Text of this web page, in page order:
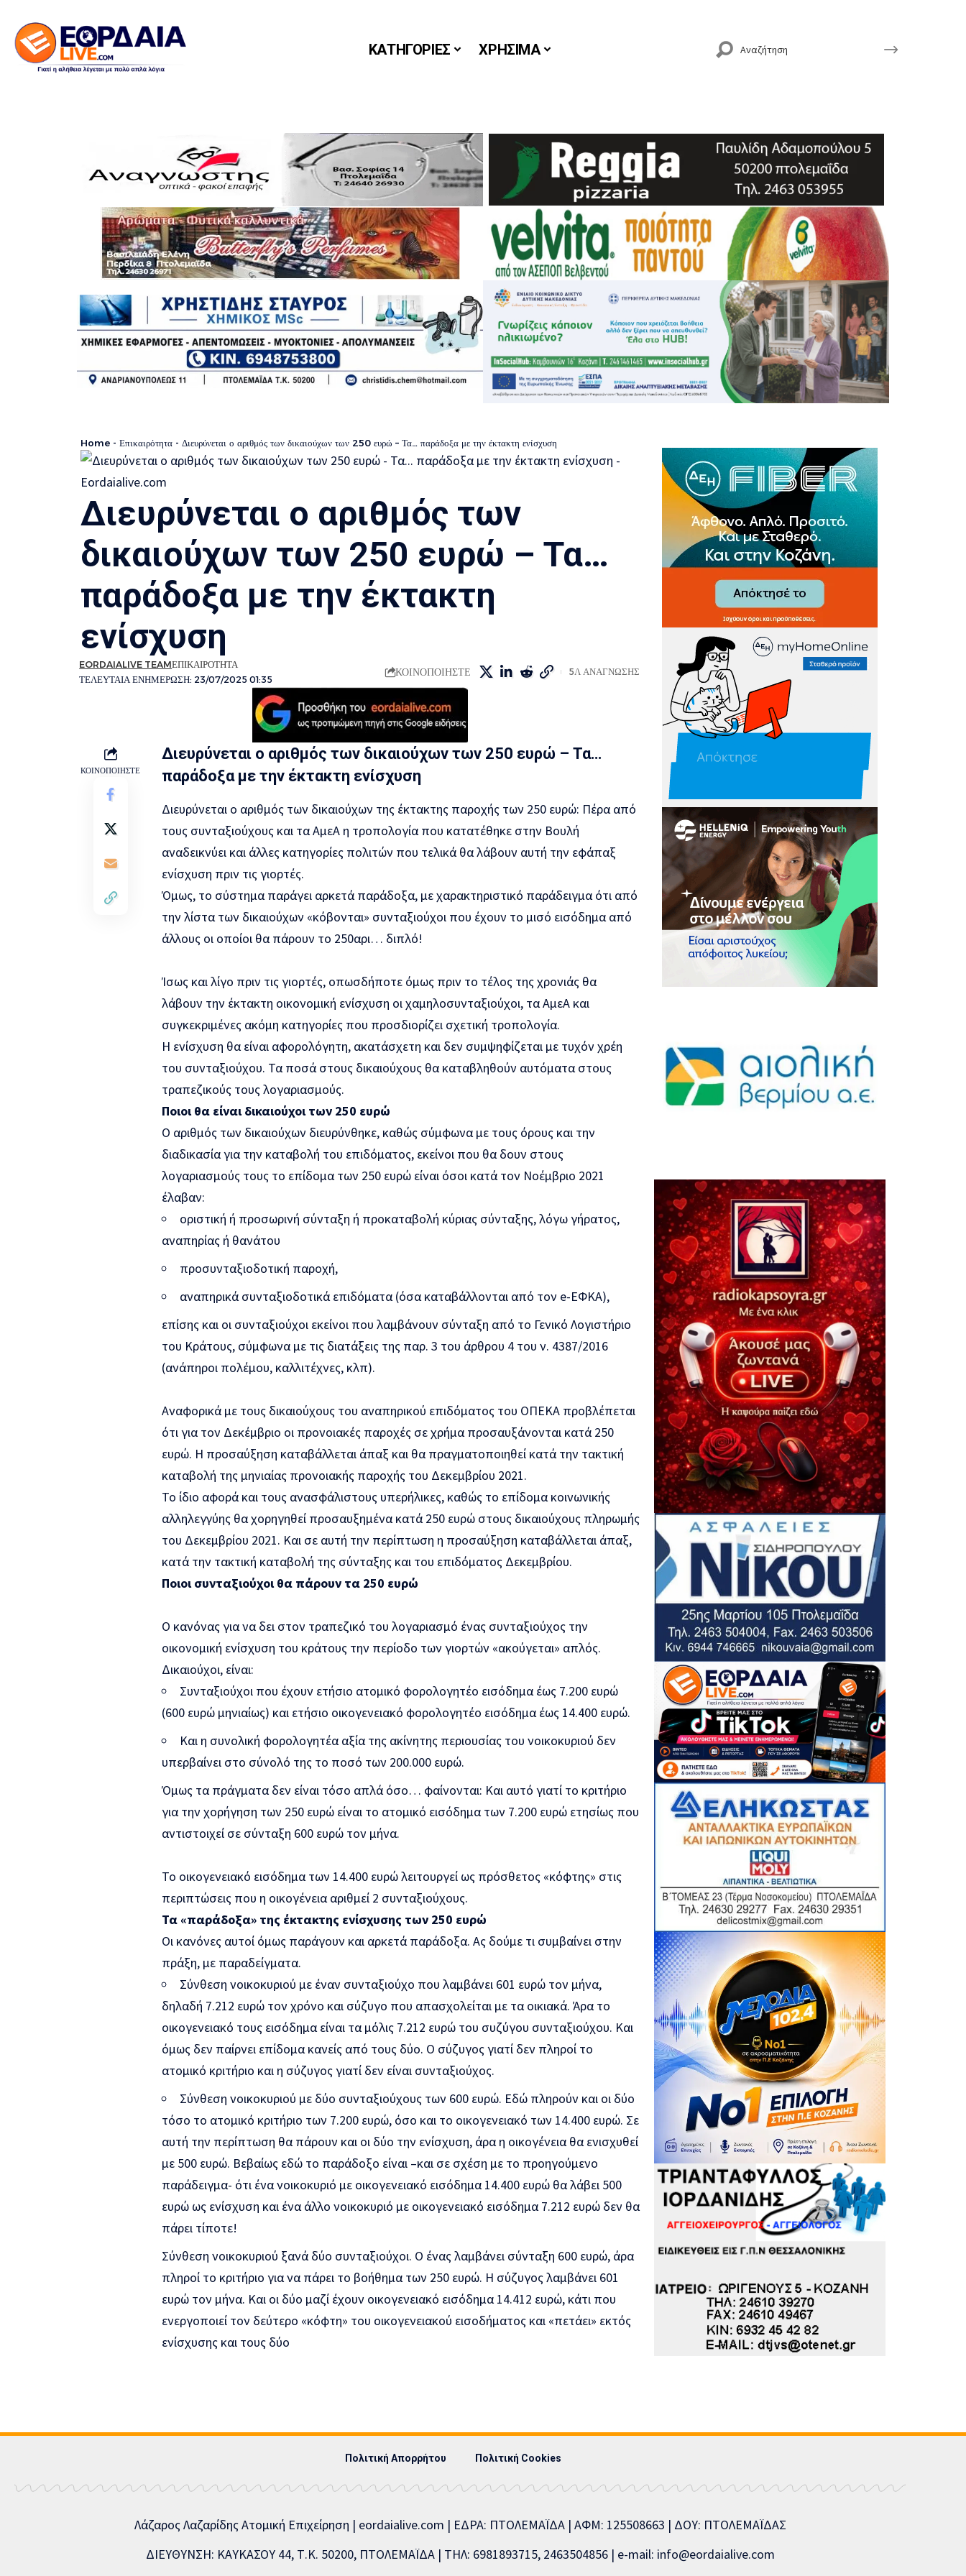
ΚΑΤΗΓΟΡΙΕΣ ΧΡΗΣΙΜΑ
Home - Επικαιρότητα - Διευρύνεται ο αριθμός των δικαιούχων των 250 ευρώ – Τα… παράδοξα με την έκτακτη ενίσχυση
Διευρύνεται ο αριθμός των
δικαιούχων των 250 ευρώ – Τα…
παράδοξα με την έκτακτη
ενίσχυση
ΤΕΛΕΥΤΑΙΑ ΕΝΗΜΕΡΩΣΗ: 23/07/2025 01:35
EORDAIALIVE TEAMΕΠΙΚΑΙΡΟΤΗΤΑ
ΚΟΙΝΟΠΟΙΗΣΤΕ 5Λ ΑΝΑΓΝΩΣΗΣ
ΚΟΙΝΟΠΟΙΗΣΤΕ
Διευρύνεται ο αριθμός των δικαιούχων των 250 ευρώ – Τα…
παράδοξα με την έκτακτη ενίσχυση
Διευρύνεται ο αριθμός των δικαιούχων της έκτακτης παροχής των 250 ευρώ: Πέρα από
τους συνταξιούχους και τα ΑμεΑ η τροπολογία που κατατέθηκε στην Βουλή
αναδεικνύει και άλλες κατηγορίες πολιτών που τελικά θα λάβουν αυτή την εφάπαξ
ενίσχυση πριν τις γιορτές.
Όμως, το σύστημα παράγει αρκετά παράδοξα, με χαρακτηριστικό παράδειγμα ότι από
την λίστα των δικαιούχων «κόβονται» συνταξιούχοι που έχουν το μισό εισόδημα από
άλλους οι οποίοι θα πάρουν το 250αρι… διπλό!
Ίσως και λίγο πριν τις γιορτές, οπωσδήποτε όμως πριν το τέλος της χρονιάς θα
λάβουν την έκτακτη οικονομική ενίσχυση οι χαμηλοσυνταξιούχοι, τα ΑμεΑ και
συγκεκριμένες ακόμη κατηγορίες που προσδιορίζει σχετική τροπολογία.
Η ενίσχυση θα είναι αφορολόγητη, ακατάσχετη και δεν συμψηφίζεται με τυχόν χρέη
του συνταξιούχου. Τα ποσά στους δικαιούχους θα καταβληθούν αυτόματα στους
τραπεζικούς τους λογαριασμούς.
Ποιοι θα είναι δικαιούχοι των 250 ευρώ
Ο αριθμός των δικαιούχων διευρύνθηκε, καθώς σύμφωνα με τους όρους και την
διαδικασία για την καταβολή του επιδόματος, εκείνοι που θα δουν στους
λογαριασμούς τους το επίδομα των 250 ευρώ είναι όσοι κατά τον Νοέμβριο 2021
έλαβαν:
οριστική ή προσωρινή σύνταξη ή προκαταβολή κύριας σύνταξης, λόγω γήρατος,
αναπηρίας ή θανάτου
προσυνταξιοδοτική παροχή,
αναπηρικά συνταξιοδοτικά επιδόματα (όσα καταβάλλονται από τον e-ΕΦΚΑ),
επίσης και οι συνταξιούχοι εκείνοι που λαμβάνουν σύνταξη από το Γενικό Λογιστήριο
του Κράτους, σύμφωνα με τις διατάξεις της παρ. 3 του άρθρου 4 του ν. 4387/2016
(ανάπηροι πολέμου, καλλιτέχνες, κλπ).
Αναφορικά με τους δικαιούχους του αναπηρικού επιδόματος του ΟΠΕΚΑ προβλέπεται
ότι για τον Δεκέμβριο οι προνοιακές παροχές σε χρήμα προσαυξάνονται κατά 250
ευρώ. Η προσαύξηση καταβάλλεται άπαξ και θα πραγματοποιηθεί κατά την τακτική
καταβολή της μηνιαίας προνοιακής παροχής του Δεκεμβρίου 2021.
Το ίδιο αφορά και τους ανασφάλιστους υπερήλικες, καθώς το επίδομα κοινωνικής
αλληλεγγύης θα χορηγηθεί προσαυξημένα κατά 250 ευρώ στους δικαιούχους πληρωμής
του Δεκεμβρίου 2021. Και σε αυτή την περίπτωση η προσαύξηση καταβάλλεται άπαξ,
κατά την τακτική καταβολή της σύνταξης και του επιδόματος Δεκεμβρίου.
Ποιοι συνταξιούχοι θα πάρουν τα 250 ευρώ
Ο κανόνας για να δει στον τραπεζικό του λογαριασμό ένας συνταξιούχος την
οικονομική ενίσχυση του κράτους την περίοδο των γιορτών «ακούγεται» απλός.
Δικαιούχοι, είναι:
Συνταξιούχοι που έχουν ετήσιο ατομικό φορολογητέο εισόδημα έως 7.200 ευρώ
(600 ευρώ μηνιαίως) και ετήσιο οικογενειακό φορολογητέο εισόδημα έως 14.400 ευρώ.
Και η συνολική φορολογητέα αξία της ακίνητης περιουσίας του νοικοκυριού δεν
υπερβαίνει στο σύνολό της το ποσό των 200.000 ευρώ.
Όμως τα πράγματα δεν είναι τόσο απλά όσο… φαίνονται: Και αυτό γιατί το κριτήριο
για την χορήγηση των 250 ευρώ είναι το ατομικό εισόδημα των 7.200 ευρώ ετησίως που
αντιστοιχεί σε σύνταξη 600 ευρώ τον μήνα.
Το οικογενειακό εισόδημα των 14.400 ευρώ λειτουργεί ως πρόσθετος «κόφτης» στις
περιπτώσεις που η οικογένεια αριθμεί 2 συνταξιούχους.
Τα «παράδοξα» της έκτακτης ενίσχυσης των 250 ευρώ
Οι κανόνες αυτοί όμως παράγουν και αρκετά παράδοξα. Ας δούμε τι συμβαίνει στην
πράξη, με παραδείγματα.
Σύνθεση νοικοκυριού με έναν συνταξιούχο που λαμβάνει 601 ευρώ τον μήνα,
δηλαδή 7.212 ευρώ τον χρόνο και σύζυγο που απασχολείται με τα οικιακά. Άρα το
οικογενειακό τους εισόδημα είναι τα μόλις 7.212 ευρώ του συζύγου συνταξιούχου. Και
όμως δεν παίρνει επίδομα κανείς από τους δύο. Ο σύζυγος γιατί δεν πληροί το
ατομικό κριτήριο και η σύζυγος γιατί δεν είναι συνταξιούχος.
Σύνθεση νοικοκυριού με δύο συνταξιούχους των 600 ευρώ. Εδώ πληρούν και οι δύο
τόσο το ατομικό κριτήριο των 7.200 ευρώ, όσο και το οικογενειακό των 14.400 ευρώ. Σε
αυτή την περίπτωση θα πάρουν και οι δύο την ενίσχυση, άρα η οικογένεια θα ενισχυθεί
με 500 ευρώ. Βεβαίως εδώ το παράδοξο είναι –και σε σχέση με το προηγούμενο
παράδειγμα- ότι ένα νοικοκυριό με οικογενειακό εισόδημα 14.400 ευρώ θα λάβει 500
ευρώ ως ενίσχυση και ένα άλλο νοικοκυριό με οικογενειακό εισόδημα 7.212 ευρώ δεν θα
πάρει τίποτε!
Σύνθεση νοικοκυριού ξανά δύο συνταξιούχοι. Ο ένας λαμβάνει σύνταξη 600 ευρώ, άρα
πληροί το κριτήριο για να πάρει το βοήθημα των 250 ευρώ. Η σύζυγος λαμβάνει 601
ευρώ τον μήνα. Και οι δύο μαζί έχουν οικογενειακό εισόδημα 14.412 ευρώ, κάτι που
ενεργοποιεί τον δεύτερο «κόφτη» του οικογενειακού εισοδήματος και «πετάει» εκτός
ενίσχυσης και τους δύο
Πολιτική Απορρήτου Πολιτική Cookies
Λάζαρος Λαζαρίδης Ατομική Επιχείρηση | eordaialive.com | ΕΔΡΑ: ΠΤΟΛΕΜΑΪΔΑ | ΑΦΜ: 125508663 | ΔΟΥ: ΠΤΟΛΕΜΑΪΔΑΣ
ΔΙΕΥΘΥΝΣΗ: ΚΑΥΚΑΣΟΥ 44, Τ.Κ. 50200, ΠΤΟΛΕΜΑΪΔΑ | ΤΗΛ: 6981893715, 2463504856 | e-mail: info@eordaialive.com